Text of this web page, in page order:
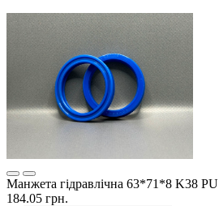
Манжета гідравлічна 63*71*8 K38 PU
184.05 грн.